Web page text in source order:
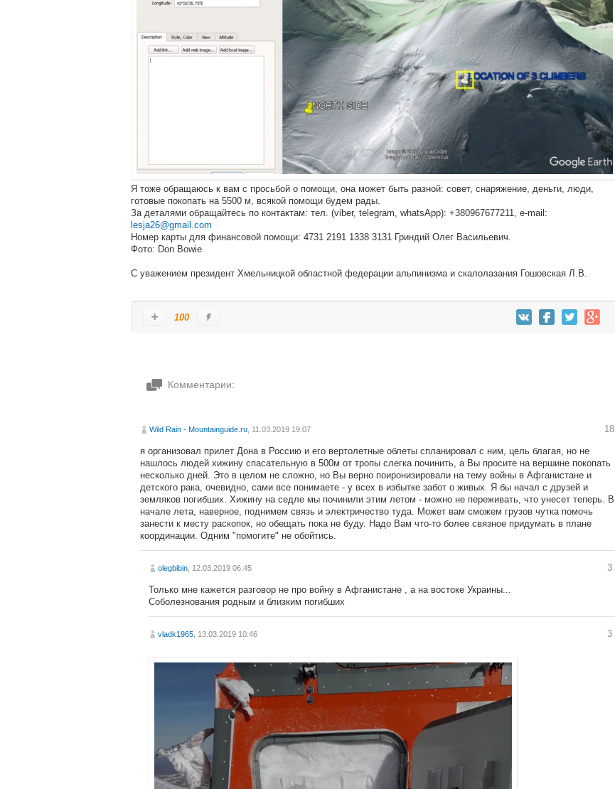
Я тоже обращаюсь к вам с просьбой о помощи, она может быть разной: совет, снаряжение, деньги, люди,
готовые покопать на 5500 м, всякой помощи будем рады.
За деталями обращайтесь по контактам: тел. (viber, telegram, whatsApp): +380967677211, e-mail:
lesja26@gmail.com
Номер карты для финансовой помощи: 4731 2191 1338 3131 Гриндий Олег Васильевич.
Фото: Don Bowie
С уважением президент Хмельницкой областной федерации альпинизма и скалолазания Гошовская Л.В.
100
Комментарии:
Wild Rain - Mountainguide.ru , 11.03.2019 19:07 18
я организовал прилет Дона в Россию и его вертолетные облеты спланировал с ним, цель благая, но не
нашлось людей хижину спасательную в 500м от тропы слегка починить, а Вы просите на вершине покопать
несколько дней. Это в целом не сложно, но Вы верно поиронизировали на тему войны в Афганистане и
детского рака, очевидно, сами все понимаете - у всех в избытке забот о живых. Я бы начал с друзей и
земляков погибших. Хижину на седле мы починили этим летом - можно не переживать, что унесет теперь. В
начале лета, наверное, поднимем связь и электричество туда. Может вам сможем грузов чутка помочь
занести к месту раскопок, но обещать пока не буду. Надо Вам что-то более связное придумать в плане
координации. Одним "помогите" не обойтись.
olegbibin , 12.03.2019 06:45 3
Только мне кажется разговор не про войну в Афганистане , а на востоке Украины...
Соболезнования родным и близким погибших
vladk1965 , 13.03.2019 10:46 3